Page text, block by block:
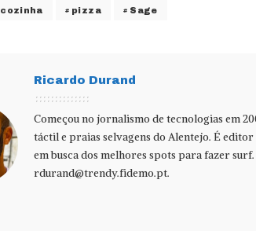
cozinha pizza Sage
Ricardo Durand
Começou no jornalismo de tecnologias em
táctil e praias selvagens do Alentejo. É
em busca dos melhores spots para fazer
rdurand@trendy.fidemo.pt.